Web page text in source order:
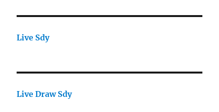
Live Sdy
Live Draw Sdy